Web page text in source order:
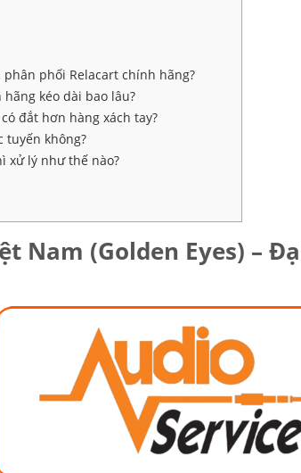
phối Relacart chính hãng?
kéo dài bao lâu?
đắt hơn hàng xách tay?
tuyến không?
xử lý như thế nào?
Nam (Golden Eyes) –